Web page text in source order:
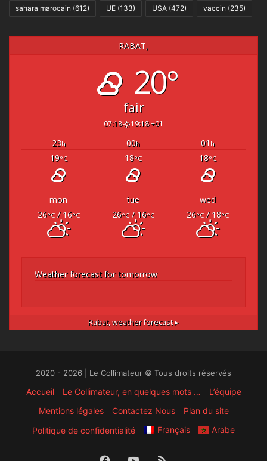
sahara marocain (612) UE (133) USA (472) vaccin (235)
RABAT,
20°
fair
07:18 19:18 +01
23h 00h 01 h
19°C 18°C 18°C
mon tue
wed
26°C/ 16°C 26°C/ 16°C 26°C/ 18°C
Weather forecast for tomorrow
Rabat,weather forecast ▸
2020 - 2026 | Le Collimateur © Tous droits réservés
Accueil Le Collimateur, en quelques mots …
L’équipe
Mentions légales
Contactez Nous
Plan du site
Politique de confidentialité
Français Arabe